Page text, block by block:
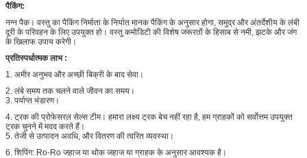
पैकिंग:
नग्न पैक। वस्तु का पैकिंग निर्माता के निर्यात मानक पैकिंग के अनुसार होगा, समुद्र और अंतर्देशीय के लंबी
दूरी के परिवहन के लिए उपयुक्त हो। वस्तु कमोडिटी की विशेष जरूरतों के हिसाब से नमी, झटके और जंग
के खिलाफ उपाय करेगी।
प्रतिस्पर्धात्मक लाभ :
1. अमीर अनुभव और अच्छी बिक्री के बाद सेवा।
2. लंबे समय तक चलने वाले जीवन का समय।
3. पर्याप्त भंडारण।
4. ट्रक की प्रोफेसरल सेल्स टीम। हमारा लक्ष्य ट्रक बेच नहीं रहा है, हम ग्राहकों को सर्वोत्तम उपयुक्त
ट्रक चुनने में मदद करते हैं।
5. तेजी से उत्पादन अवधि, और वितरण की त्वरित व्यवस्था।
6. शिपिंग: Ro-Ro जहाज या थोक जहाज या ग्राहक के अनुसार आवश्यक है।